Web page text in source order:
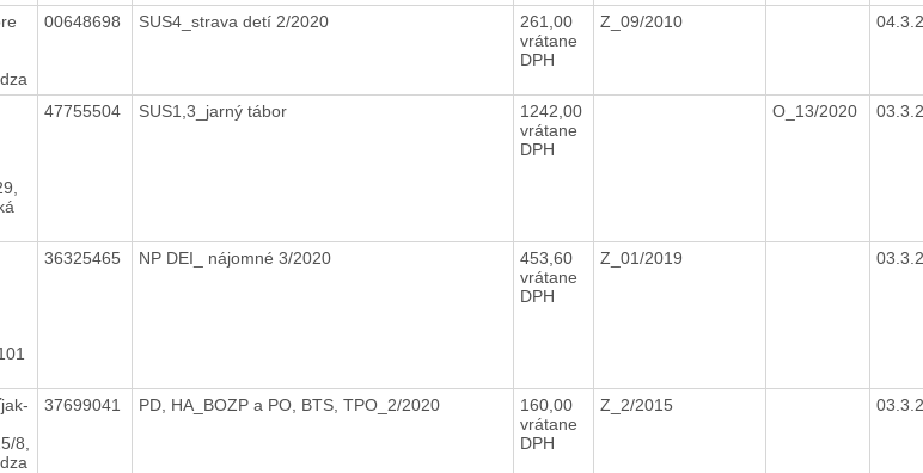
00648698 SUS4_strava detí 2/2020
261,00
vrátane
DPH
Z_09/2010
47755504 SUS1,3_jarný tábor
1242,00
vrátane
DPH
O_13/2020
36325465 NP DEI_ nájomné 3/2020
453,60
vrátane
DPH
Z_01/2019
8,
37699041 PD, HA_BOZP a PO, BTS, TPO_2/2020
160,00
vrátane
DPH
Z_2/2015